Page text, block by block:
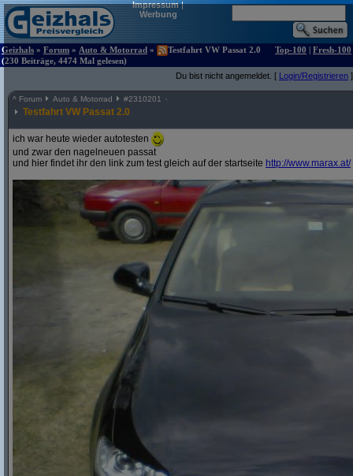
Impressum|
Werbung
Geizhals » Forum » Auto & Motorrad »
Testfahrt VW Passat 2.0
(230 Beiträge, 4474 Mal gelesen)
Top-100 | Fresh-100
Du bist nicht angemeldet. [ Login/Registrieren ]
^ Forum Auto & Motorrad #2310201
Testfahrt VW Passat 2.0
ich war heute wieder autotesten
und zwar den nagelneuen passat
und hier findet ihr den link zum test gleich auf der startseite http://www.marax.at/